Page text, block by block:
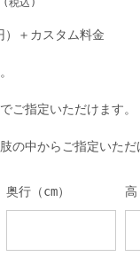
＋カスタム料金
ご指定いただけます。
の中からご指定いただ
奥行（cm） 高